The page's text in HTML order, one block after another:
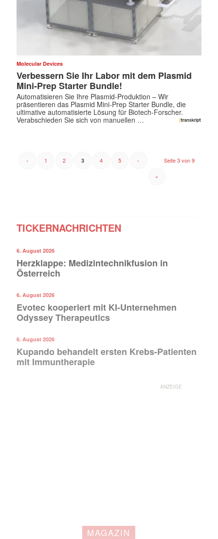
Molecular Devices
Verbessern Sie Ihr Labor mit dem Plasmid
Mini-Prep Starter Bundle!
Automatisieren Sie Ihre Plasmid-Produktion – Wir
präsentieren das Plasmid Mini-Prep Starter Bundle, die
ultimative automatisierte Lösung für Biotech-Forscher.
Verabschieden Sie sich von manuellen …
Seite 3 von 9
‹ 1 2 3 4 5 ›
»
TICKERNACHRICHTEN
6. August 2026
Herzklappe: Medizintechnikfusion in
Österreich
6. August 2026
Evotec kooperiert mit KI-Unternehmen
Odyssey Therapeutics
6. August 2026
Kupando behandelt ersten Krebs-Patienten
mit Immuntherapie
ANZEIGE
MAGAZIN